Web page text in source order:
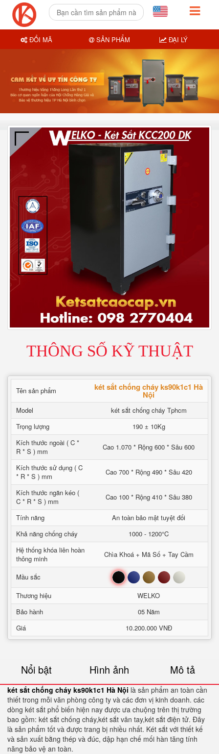
THÔNG SỐ KỸ THUẬT
Tên sản phẩm két sắt chống cháy ks90k1c1 Hà
Nội
Model
két sắt chống cháy Tphcm
Trọng lượng
190 ± 10Kg
Kích thước ngoài ( C *
R * S ) mm
Cao 1.070 * Rộng 600 * Sâu 600
Kích thước sử dụng ( C
* R * S ) mm
Cao 700 * Rộng 490 * Sâu 420
Kích thước ngăn kéo (
C * R * S ) mm
Cao 100 * Rộng 410 * Sâu 380
Tính năng
An toàn bảo mật tuyệt đối
Khả năng chống cháy
1000 - 1200°C
Hệ thống khóa liên hoàn
thông minh
Chìa Khoá + Mã Số + Tay Cầm
Mầu sắc Đen Xanh Nâu Đỏ Trắng
Thương hiệu
WELKO
Bảo hành
05 Năm
Giá
10.200.000 VNĐ
Nổi bật Hình ảnh Mô tả
két sắt chống cháy ks90k1c1 Hà Nội là sản phẩm an toàn cần
thiết trong mỗi văn phòng công ty và các đơn vị kinh doanh. các
dòng két sắt phổ biến hiện nay được ưa chuộng trên thị trường
bao gồm: két sắt chống cháy,két sắt vân tay,két sắt điện tử. Đây
là sản phẩm tốt và được trang bị nhiều nhất. Két sắt với thiết kế
và sản xuất bằng thép và đúc, dập hạn chế mối hàn tăng tính
năng bảo vệ an toàn.
ĐỔI MÃ SẢN PHẨM ĐẠI LÝ